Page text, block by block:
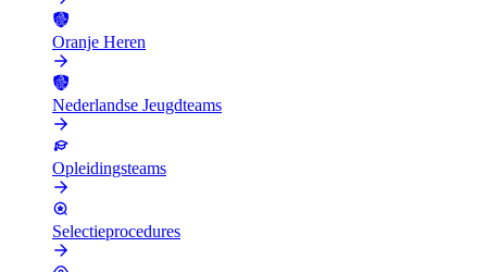
Oranje Heren
Nederlandse Jeugdteams
Opleidingsteams
Selectieprocedures